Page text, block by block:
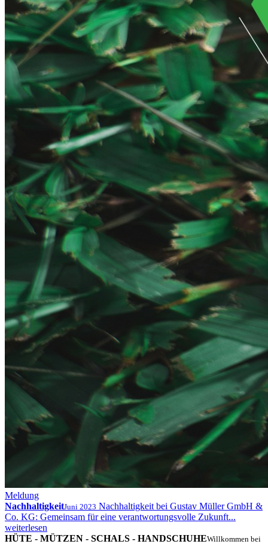
Meldung
NachhaltigkeitJuni 2023 Nachhaltigkeit bei Gustav Müller GmbH &
Co. KG: Gemeinsam für eine verantwortungsvolle Zukunft...
weiterlesen
HÜTE - MÜTZEN - SCHALS - HANDSCHUHEWillkommen bei